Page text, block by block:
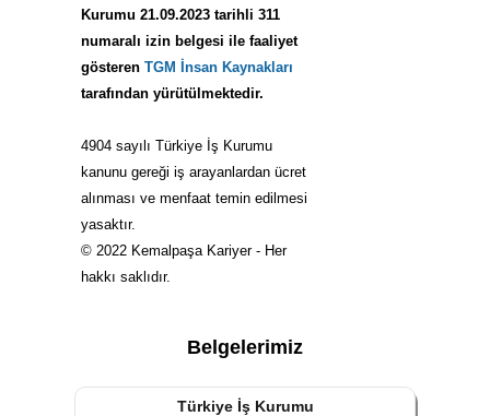
Kurumu 21.09.2023 tarihli 311
numaralı izin belgesi ile faaliyet
gösteren TGM İnsan Kaynakları
tarafından yürütülmektedir.
4904 sayılı Türkiye İş Kurumu
kanunu gereği iş arayanlardan ücret
alınması ve menfaat temin edilmesi
yasaktır.
© 2022 Kemalpaşa Kariyer - Her
hakkı saklıdır.
Belgelerimiz
Türkiye İş Kurumu